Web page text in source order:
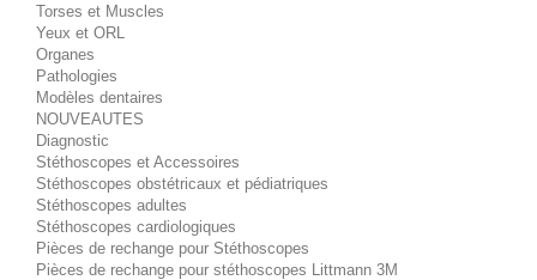
Torses et Muscles
Yeux et ORL
Organes
Pathologies
Modèles dentaires
NOUVEAUTES
Diagnostic
Stéthoscopes et Accessoires
Stéthoscopes obstétricaux et pédiatriques
Stéthoscopes adultes
Stéthoscopes cardiologiques
Pièces de rechange pour Stéthoscopes
Pièces de rechange pour stéthoscopes Littmann 3M